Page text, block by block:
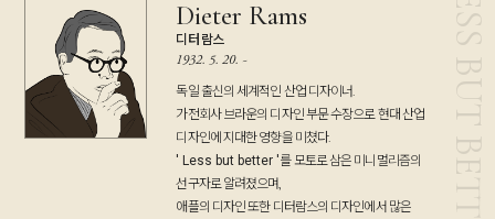
Dieter Rams
디터 람스
1932. 5. 20. ~
독일 출신의 세계적인 산업 디자이너.
가전회사 브라운의 디자인 부문 수장으로 현대 산업
디자인에 지대한 영향을 미쳤다.
' Less but better '를 모토로 삼은 미니멀리즘의
선구자로 알려졌으며,
애플의 디자인 또한 디터람스의 디자인에서 많은